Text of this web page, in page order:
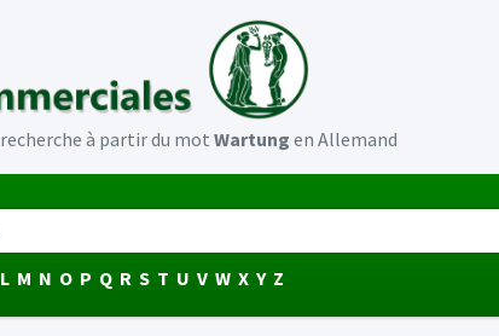
recherche à partir du mot Wartung en Allemand
L M N O P Q R S T U V W X Y Z